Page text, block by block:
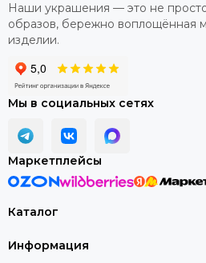
Каталог
Информация
Наши украшения — это не
образов, бережно воплощённая
изделии.
Мы в социальных сетях
Маркетплейсы